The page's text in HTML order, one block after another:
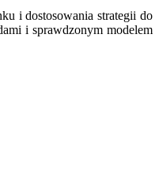
i dostosowania strategii do
i sprawdzonym modelem